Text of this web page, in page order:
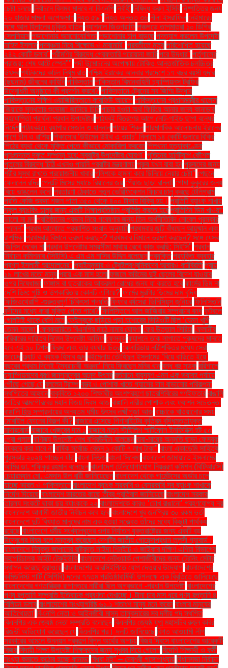
চেষ্টা চলছে নির্বাচনে বিলম্ব মানবে না বিএনপি নির্বাহী নিষিদ্ধ করল ইসিবি নিষ্পত্তির জন্য
২০ হাজার মামলা অপেক্ষমাণ নিহত ৫৯" নিহত অন্তত ৩৬ নীলা ইসরাফিল নেইমারের
সঙ্গে আল হিলালের চুক্তি বাতিল ন্যাশনাল জিওগ্রাফি পঞ্চগড়ে তাপমাত্রা ১০ ডিগ্রি
সেলসিয়াস পড়াশোনায় অমনোযোগিতা পড়াশোনার চাপ বাড়ছে পদত্যাগ করলেন উপদেষ্টা
নাহিদ ইসলাম পদবঞ্চনা নিয়ে বিক্ষোভ ও মারামারি" পরবর্তীতে মৃত্যু পরিশোধিত হয়েছে
২৪২ কোটি ডলার" পরীমণির বিরুদ্ধে গ্রেফতারি পরোয়ানা জারি পরে উদ্ধার" পর্তুগালের
পরাজয়; শেষ আটে স্পেন"" পর্দা উন্মোচনের অপেক্ষায় টোকিও আন্তর্জাতিক চলচ্চিত্র
উৎসব পর্যটকদের কাটল নির্ঘুম রাত পশ্চিম ইরাকের আনবার প্রদেশে ১৭ বছর বয়সী হুদার
(ছদ্মনাম) জীবনের কাহিনি পাকিস্তান পাকিস্তান বিমানবাহিনী চ্যাম্পিয়নস ট্রফির
উদ্বোধনী অনুষ্ঠানে কী প্রদর্শন করবে? পাকিস্তানে ট্রেনের সব জিম্মি উদ্ধার
পাকিস্তানের দক্ষিণ ওয়াজিরিস্তানে কারফিউ আরোপ পাকিস্তানের প্রধানমন্ত্রীর খালেদা
জিয়াকে সুস্থতার শুভেচ্ছা জানিয়ে চিঠি পাচার হওয়া অর্থ ফিরিয়ে আনার জন্য কানাডার
সহযোগিতা প্রার্থনা প্রধান উপদেষ্টার পাঠ্যবই বিতরণের আগে নোট-গাইড ছাপা বন্ধের
নির্দেশ পাঠ্যবইয়ে র‍্যাপার সেজান ও হান্নান পায়ের শিকল পারমাণবিক আলোচনায় ইরানের
পাশে চীন ও রাশিয়া পিকাসোর ‘উইমেন উইথ এ ওয়াচ’ নিলামে ১৪ কোটি ডলারে বিক্রি
পিঠের ব্যথা থেকে মুক্তি পেতে কীভাবে মোকাবিলা করবেন পিলখানা হত্যাকাণ্ডের
পুনঃতদন্ত দ্রুত সম্পন্ন হবে: স্বরাষ্ট্র উপদেষ্টার ঘোষণা" পুতিনের হানিট্র্যাপ কৌশল
পুতুলের বিরুদ্ধে চিঠি এখনও পায়নি পররাষ্ট্র মন্ত্রণালয় পুরুষ যখন বাবা হন পুরুষদের জন্য
শরীর সুস্থ রাখতে প্রয়োজনীয় খাবার পুলিশকে হামলা করে ছিনিয়ে নেয়ার চেষ্টা" পেছনে
ফেললেন রদ্রি পেনাল্টি মিসের ম্যাচে রিয়ালের জয় পেঁয়াজ ছাড়া রান্না! পোষা কুকুরের জন্য
বিয়ে ভাঙলেন কনে! প্রতারণা ঠেকাতে নতুন ভেরিফিকেশন ফিচার চালু করছে টেলিগ্রাম
প্রতি কেজি শুকনা শজন পাতা ৩৫০ থেকে ৪০০ টাকায় বিক্রি হয়। প্রতিটি ব্যাংক শাখায়
স্কুল ব্যাংকিং চালুর জন্য একটি শিক্ষাপ্রতিষ্ঠান প্রতিষ্ঠা করতে হবে প্রতিদিন ডিম খাওয়া:
ভালো না মন্দ প্রতিষ্ঠানের প্রভাব নিয়ে গবেষণার জন্য তিন অর্থনীতিবিদ নোবেল পুরস্কার
পেলেন" প্রথম আলোতে প্রকাশিত সংবাদ অনুযায়ী প্রথমবার জুটি বাঁধছেন আয়ুষ্মান এবং
রাশমিকা প্রথমবার বিমানে ভ্রমণ করছেন? প্রথমবার বিমানে ভ্রমণ করছেন? সঙ্গে যেসব
জিনিস নেবেন না প্রধান উপদেষ্টার সময়সীমা মাথায় রেখে কাজ করছি: সিইসি" প্রধান
নির্বাচন কমিশনার (সিইসি) এ এম এম নাসির উদ্দিন বলেছেন প্রযুক্তি প্রযুক্তি ব্যবহার
প্রশ্ন ইসলামী আন্দোলনের" প্রাইমমুভার ও ট্রেইলরশ্রমিকদের আবারও কর্মবিরতি প্রায়
১৯ লাখের মতো মানুষ প্রায় এক মাস হলো ফজলে করিমের দুই ছেলের বিদেশ যাওয়ার
ওপর নিষেধাজ্ঞা ফাঙ্গাস বা ছত্রাকের আক্রমণ রোধের জন্য যা করতে হবে ফার্মের ডিম না
দেশি ডিম: পুষ্টি ও উপকারিতায় কোনটি এগিয়ে? ফার্মের মুরগির ডিমের দাম বৃদ্ধি
ফিজিওথেরাপি -গুরুত্বপূর্ণ চিকিৎসা পদ্ধতি ফিফার বর্ষসেরা ভিনিসিয়ুস জুনিয়র ফিলিস্তিনি
বন্দীদের মধ্যে কারা মুক্তি পেতে পারে? ফিলিস্তিনে আল জাজিরার সম্প্রচার বন্ধ ফুটবলে
গোলটাই থাকে বেশি মনে ফেইসবুকে ছড়িয়ে পড়া যশোরের ভিডিওটি ছিল ‘যেমন খুশি
তেমন সাজো’ ফেব্রুয়ারিতে বিএনপির মাঠে নামার ঘোষণা ফের উত্তাল সিরিয়া ফেলানীর
পরিবারের দায়িত্ব নিলেন উপদেষ্টা আসিফ ফেসবুক ফ্যাশনে তাক লাগাতে পুরুষদের মানতে
হবে এই ১০ টিপস ফ্রিদা এবং তার ব্যথার চিত্র ফ্লোরিডায় নারীশক্তির মধ্যে সেরা
জায়েদ ফ্ল্যাট ও ব্যাংক হিসাব জব্দ বইমেলায় তৌহিদুল ইসলামের ‘বিয়ে বাড়িতে ইয়ে’
বছরের প্রথম দিনেই ‘স্বৈরাচারী অঞ্জনা’ নিয়ে ফিরছেন মনির খান বন্ধ বহু সড়ক বরিশালে
চ্যাম্পিয়নদের বরণ জনসমুদ্রের আনন্দ উৎসব বর্তমানে বায়ুদূষণ এমন এক ভয়াবহ পর্যায়ে
পৌঁছে গেছে যে বললেন ট্রাম্প বস্ত্র ও পোশাক খাতে গ্যাসের দাম বাড়ানোর পরিকল্পনা
স্থগিতের আহ্বান বাকৃবিতে ১২০০ শিক্ষার্থীর অংশগ্রহণে ছাত্রশিবিরের গণইফতার বাঙালি
জাতির আত্মগৌরবের মহান বিজয় দিবস আজ বাঙালি নারীর পোশাক এবং ফ্যাশন সচেতনতা
বাঙালি হিন্দু সম্প্রদায়ের অন্যতম ধর্মীয় উৎসব লক্ষ্মীপূজা আজ বাচ্চাকে খাওয়ানোর সময়
মোবাইল ফোনের বিকল্প কী? বাজারে এসেছে গিগাবাইটের কৃত্রিম বুদ্ধিমত্তাযুক্ত
মাদারবোর্ড বাজারে খেজুরের দাম ১ বাজারে নতুন স্টাইলিশ স্মার্টফোন ইনফিনিক্স হট ৫০
প্রো প্লাস বাণিজ্য উপদেষ্টা শেখ বশিরউদ্দীন বলেছেন বাবা-মায়ের অনুমতি ছাড়া ফেসবুক
ব্যবহার করা যাবে না বার্ষিক সর্বোচ্চ বেতন ১ কোটি ৭ লাখ টাকা" বাংলা একাডেমি সাহিত্য
পুরস্কার ২০২৪ পাচ্ছেন যাঁরা বাংলা নিউজ বাংলা সিনেমা বাংলাদেশ জামায়াতে ইসলামের
আমির ডা. শফিকুর রহমান বলেছেন বাংলাদেশ টেলিযোগাযোগ নিয়ন্ত্রণ কমিশন (বিটিআরসি)
চেয়ারম্যান মো. এমদাদ উল বারী জানিয়েছেন বাংলাদেশ থেকে গার্মেন্টসের অর্ডার চলে
যাচ্ছে ভারত ও পাকিস্তানে বাংলাদেশ ব্যাংক সরকারি ও বেসরকারি সব ব্যাংক শাখাকে
নির্দেশ দিয়েছে বাংলাদেশ ভারতের কাছে তীব্র প্রতিবাদ জানিয়েছে বাংলাদেশ সরকার
তারল্য সংকটে থাকা ছয় ব্যাংককে ২২ বাংলাদেশকে কারও ‘চোখ রাঙানো’ গ্রহণযোগ্য নয়
বাংলাদেশে আগামী জাতীয় নির্বাচন কবে হবে বাংলাদেশে খুব জনপ্রিয় ৩০ রকম ভর্তা
বাংলাদেশে দুটি বিখ্যাত মানুষের নাম এক হওয়া সত্ত্বেও তাঁদের মধ্যে কিছুটা পার্থক্য
রয়েছে বাংলাদেশে ধর্মীয় সংখ্যালঘুদের ওপর নির্যাতন যুক্তরাষ্ট্রের জন্য একটি বড়
উদ্বেগের বিষয় বলে মন্তব্য করেছেন দেশটির জাতীয় গোয়েন্দাপ্রধান তুলসী গ্যাবার্ড।
বাংলাদেশে নিযুক্ত জাপানের রাষ্ট্রদূত সাইদা শিনইচি ও জাইকার দক্ষিণ এশিয়া বিভাগের
মহাপরিচালক আইট টেরুইউকি বাংলাদেশে নেটওয়ার্ক পেশাজীবীদের জন্য ট্রেনিং সেন্টার
স্থাপন করেছে হুয়াওয়ে বাংলাদেশের আরসিইপিতে যোগ দেওয়ার উদ্যোগ বাংলাদেশের
কমিউনিস্ট পার্টি (সিপিবি) দলের ৭৭তম প্রতিষ্ঠাবার্ষিকী উপলক্ষে এক বিবৃতিতে জানিয়েছে
বাংলাদেশের গণতান্ত্রিক রূপান্তরে নারীরা ছিল অগ্রভাগে -প্রধান উপদেষ্টা বাংলাদেশের
পণ্য রপ্তানি সম্প্রতি ইতিবাচক প্রবণতা দেখাচ্ছে। টানা চার মাস ধরে পণ্য রপ্তানি ৪
বিলিয়ন ডলার বাংলাদেশের সংখ্যাগরিষ্ঠ ৬১.১ শতাংশ মানুষ মনে করেন বাংলার মানুষের
আতিথেয়তা' বিএনপি নেতা ও আইনজীবী মাসুদ তালুকদারের সব দলীয় পদ স্থগিত
বিএনপির এক জ্যেষ্ঠ নেতা সম্প্রতি বলেছেন বিএনপির জ্যেষ্ঠ যুগ্ম মহাসচিব রুহুল কবির
রিজভী অভিযোগ করেছেন যে বিএনপির পর। দলটি জানিয়েছে বিগত আওয়ামী লীগ
সরকারের আমলে উন্নয়ন প্রকল্পে বিপুল অর্থের অপচয় বিজয় দিবসে বাংলাদেশের আরেকটি
বিজয় বিদায়ী শিক্ষা উপদেষ্টা শিক্ষকদের জন্য সুখবর দিয়ে গেলেন বিদেশি শিক্ষার্থী ও কর্মী
সংখ্যা কমাতে কঠোর হচ্ছে কানাডা বিধবা নই” – দেবশ্রী গঙ্গোপাধ্যায় বিধানসভা নির্বাচন